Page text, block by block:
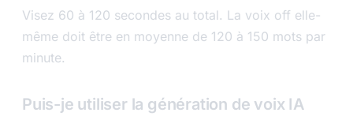
Visez 60 à 120 secondes au total. La voix off elle-
même doit être en moyenne de 120 à 150 mots par
minute.
Puis-je utiliser la génération de voix IA